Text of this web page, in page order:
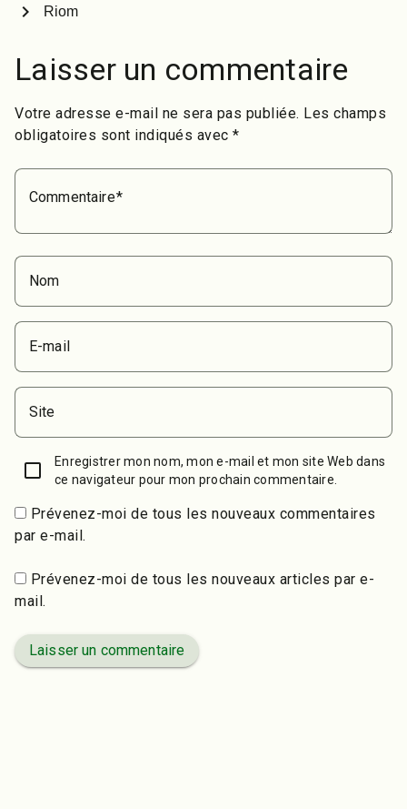
Riom
chevron_right
Laisser un commentaire
Votre adresse e-mail ne sera pas publiée. Les champs
obligatoires sont indiqués avec *
Commentaire
Nom
E-mail
Site
Enregistrer mon nom, mon e-mail et mon site Web dans
ce navigateur pour mon prochain commentaire.
Prévenez-moi de tous les nouveaux commentaires
par e-mail.
Prévenez-moi de tous les nouveaux articles par e-
mail.
Laisser un commentaire